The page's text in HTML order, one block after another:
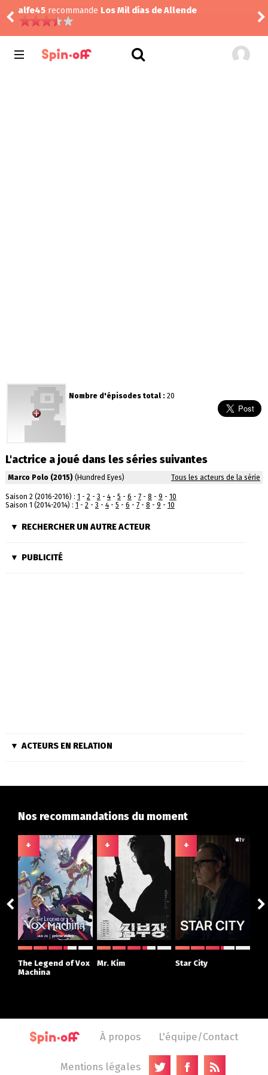
alfe45 recommande Los Mil días de Allende
Nombre d'épisodes total : 20
L'actrice a joué dans les séries suivantes
Marco Polo (2015)(Hundred Eyes) Tous les acteurs de la série
Saison 2 (2016-2016) : 1 - 2- 3 - 4- 5 - 6 - 7- 8 - 9 - 10
Saison 1 (2014-2014) : 1 - 2- 3 - 4- 5 - 6 - 7- 8 - 9 - 10
RECHERCHER UN AUTRE ACTEUR
PUBLICITÉ
ACTEURS EN RELATION
Nos recommandations du moment
+
The Legend of Vox
Machina
+
Mr. Kim
+
Star City
À propos L'équipe/Contact
Mentions légales